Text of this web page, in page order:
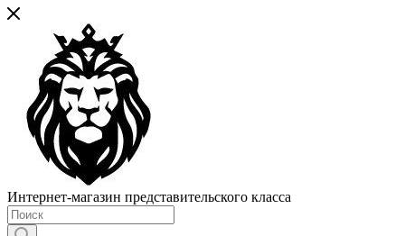
Интернет-магазин представительского класса